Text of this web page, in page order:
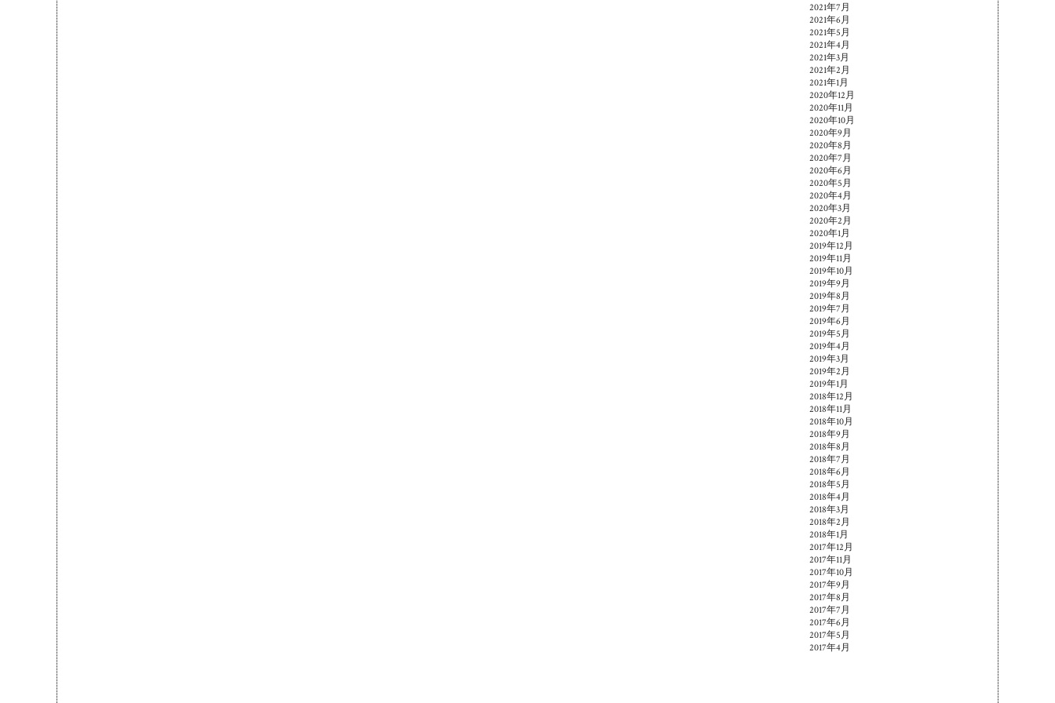
2021年7月
2021年6月
2021年5月
2021年4月
2021年3月
2021年2月
2021年1月
2020年12月
2020年11月
2020年10月
2020年9月
2020年8月
2020年7月
2020年6月
2020年5月
2020年4月
2020年3月
2020年2月
2020年1月
2019年12月
2019年11月
2019年10月
2019年9月
2019年8月
2019年7月
2019年6月
2019年5月
2019年4月
2019年3月
2019年2月
2019年1月
2018年12月
2018年11月
2018年10月
2018年9月
2018年8月
2018年7月
2018年6月
2018年5月
2018年4月
2018年3月
2018年2月
2018年1月
2017年12月
2017年11月
2017年10月
2017年9月
2017年8月
2017年7月
2017年6月
2017年5月
2017年4月